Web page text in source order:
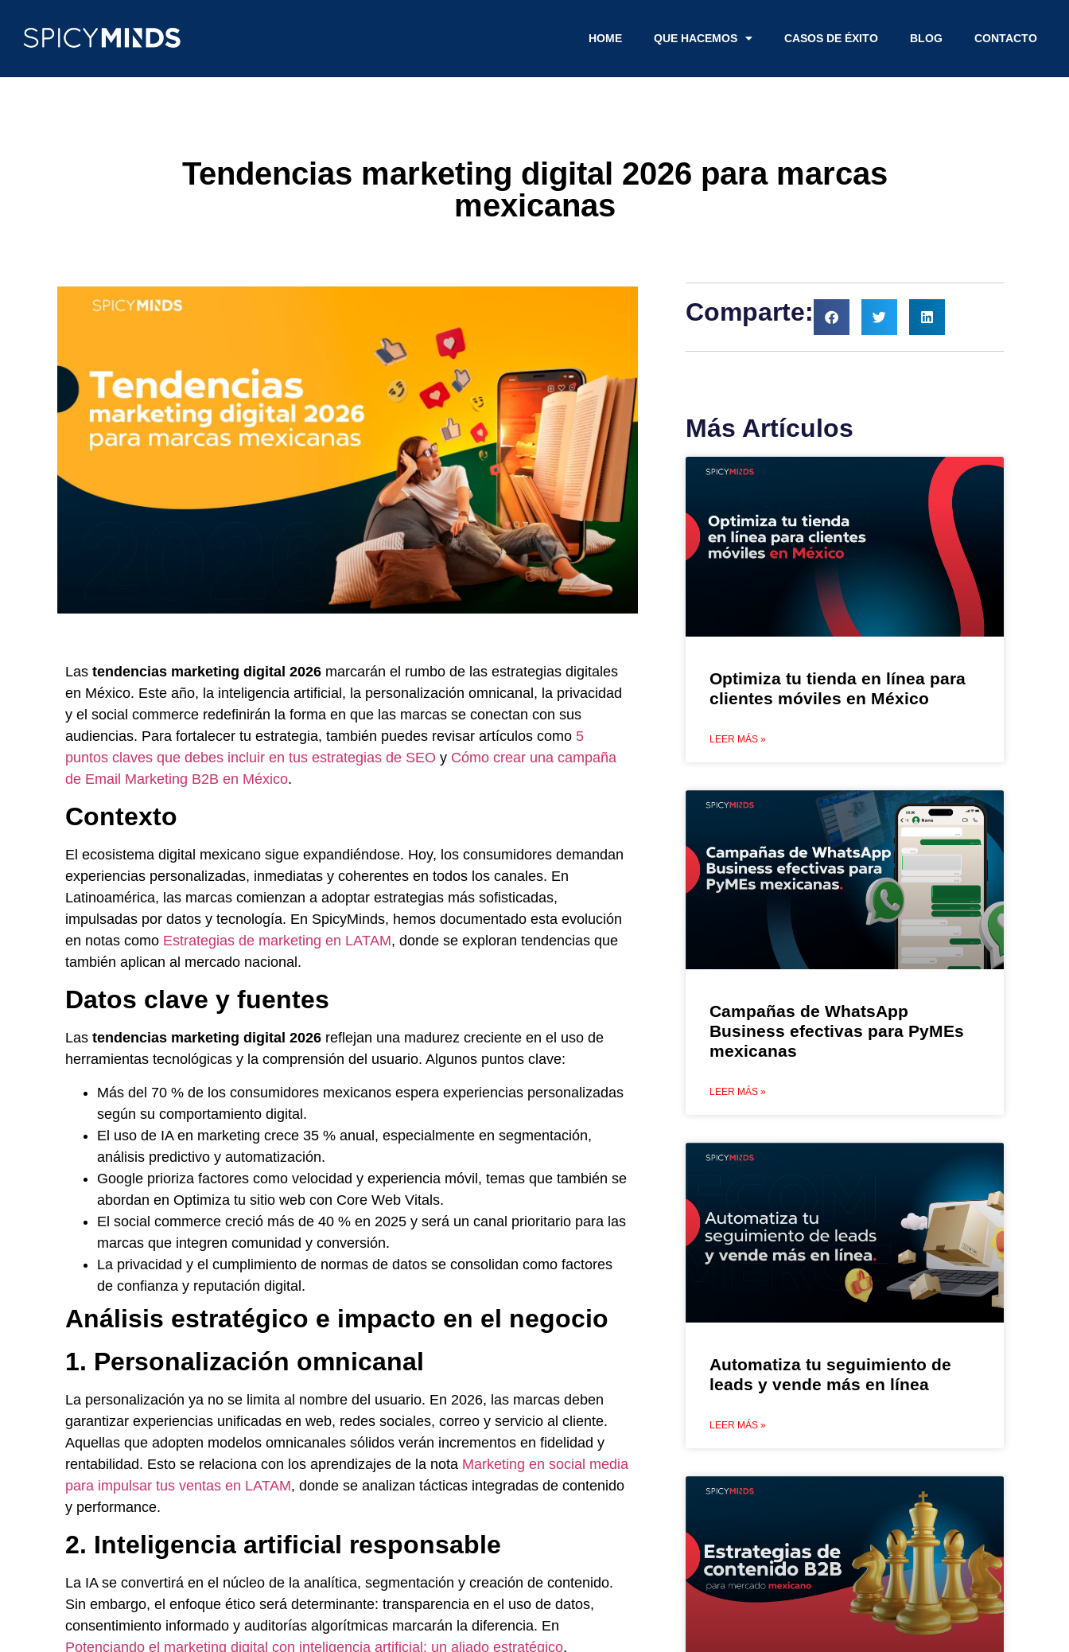
HOME QUE HACEMOS CASOS DE ÉXITO BLOG CONTACTO
Tendencias marketing digital 2026 para marcas
mexicanas
Las tendencias marketing digital 2026 marcarán el rumbo de las estrategias digitales
en México. Este año, la inteligencia artificial, la personalización omnicanal, la privacidad
y el social commerce redefinirán la forma en que las marcas se conectan con sus
audiencias. Para fortalecer tu estrategia, también puedes revisar artículos como 5
puntos claves que debes incluir en tus estrategias de SEO y Cómo crear una campaña
de Email Marketing B2B en México.
Contexto
El ecosistema digital mexicano sigue expandiéndose. Hoy, los consumidores demandan
experiencias personalizadas, inmediatas y coherentes en todos los canales. En
Latinoamérica, las marcas comienzan a adoptar estrategias más sofisticadas,
impulsadas por datos y tecnología. En SpicyMinds, hemos documentado esta evolución
en notas como Estrategias de marketing en LATAM, donde se exploran tendencias que
también aplican al mercado nacional.
Datos clave y fuentes
Las tendencias marketing digital 2026 reflejan una madurez creciente en el uso de
herramientas tecnológicas y la comprensión del usuario. Algunos puntos clave:
Más del 70 % de los consumidores mexicanos espera experiencias personalizadas
según su comportamiento digital.
El uso de IA en marketing crece 35 % anual, especialmente en segmentación,
análisis predictivo y automatización.
Google prioriza factores como velocidad y experiencia móvil, temas que también se
abordan en Optimiza tu sitio web con Core Web Vitals.
El social commerce creció más de 40 % en 2025 y será un canal prioritario para las
marcas que integren comunidad y conversión.
La privacidad y el cumplimiento de normas de datos se consolidan como factores
de confianza y reputación digital.
Análisis estratégico e impacto en el negocio
1. Personalización omnicanal
La personalización ya no se limita al nombre del usuario. En 2026, las marcas deben
garantizar experiencias unificadas en web, redes sociales, correo y servicio al cliente.
Aquellas que adopten modelos omnicanales sólidos verán incrementos en fidelidad y
rentabilidad. Esto se relaciona con los aprendizajes de la nota Marketing en social media
para impulsar tus ventas en LATAM, donde se analizan tácticas integradas de contenido
y performance.
2. Inteligencia artificial responsable
La IA se convertirá en el núcleo de la analítica, segmentación y creación de contenido.
Sin embargo, el enfoque ético será determinante: transparencia en el uso de datos,
consentimiento informado y auditorías algorítmicas marcarán la diferencia. En
Potenciando el marketing digital con inteligencia artificial: un aliado estratégico,
Comparte:
Más Artículos
Optimiza tu tienda en línea para
clientes móviles en México
LEER MÁS »
Campañas de WhatsApp
Business efectivas para PyMEs
mexicanas
LEER MÁS »
Automatiza tu seguimiento de
leads y vende más en línea
LEER MÁS »